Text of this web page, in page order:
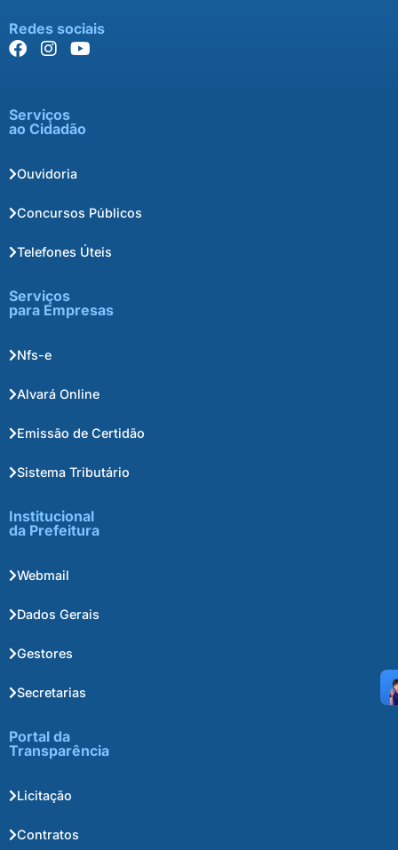
Redes sociais
Serviços
ao Cidadão
Ouvidoria
Concursos Públicos
Telefones Úteis
Serviços
para Empresas
Nfs-e
Alvará Online
Emissão de Certidão
Sistema Tributário
Institucional
da Prefeitura
Webmail
Dados Gerais
Gestores
Secretarias
Portal da
Transparência
Licitação
Contratos